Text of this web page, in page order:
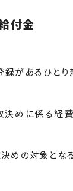
付金
があるひとり
めに係る経
めの対象とな